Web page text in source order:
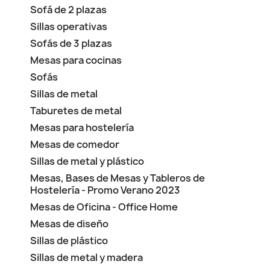
Sofá de 2 plazas
Sillas operativas
Sofás de 3 plazas
Mesas para cocinas
Sofás
Sillas de metal
Taburetes de metal
Mesas para hostelería
Mesas de comedor
Sillas de metal y plástico
Mesas, Bases de Mesas y Tableros de
Hostelería - Promo Verano 2023
Mesas de Oficina - Office Home
Mesas de diseño
Sillas de plástico
Sillas de metal y madera